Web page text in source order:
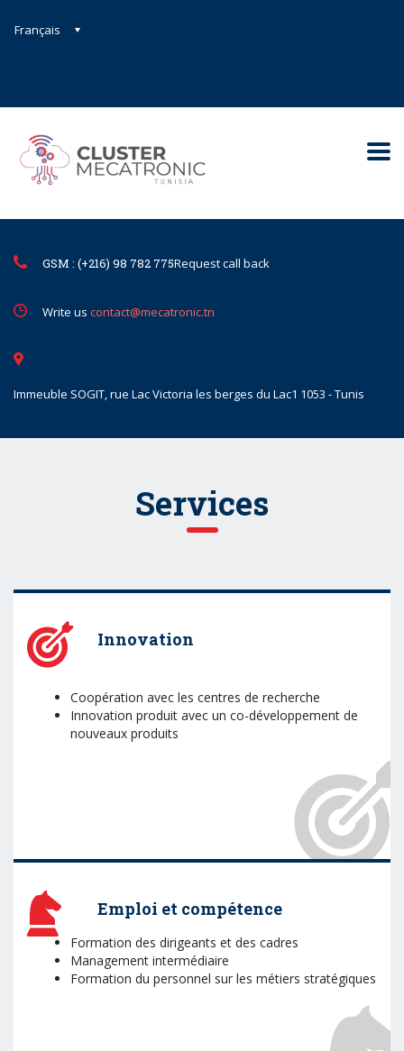
Français
GSM : (+216) 98 782 775Request call back
Write us contact@mecatronic.tn
Immeuble SOGIT, rue Lac Victoria les berges du Lac1 1053 - Tunis
Services
Innovation
Coopération avec les centres de recherche
Innovation produit avec un co-développement de
nouveaux produits
Emploi et compétence
Formation des dirigeants et des cadres
Management intermédiaire
Formation du personnel sur les métiers stratégiques